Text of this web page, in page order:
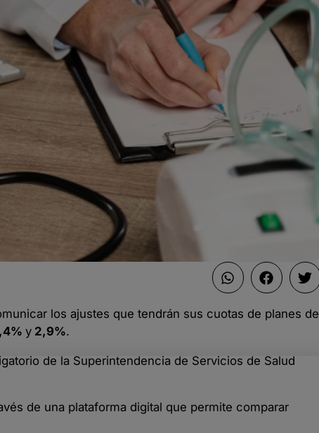
los ajustes que tendrán sus cuotas de planes de
y 2,9%.
de la Superintendencia de Servicios de Salud
de una plataforma digital que permite comparar